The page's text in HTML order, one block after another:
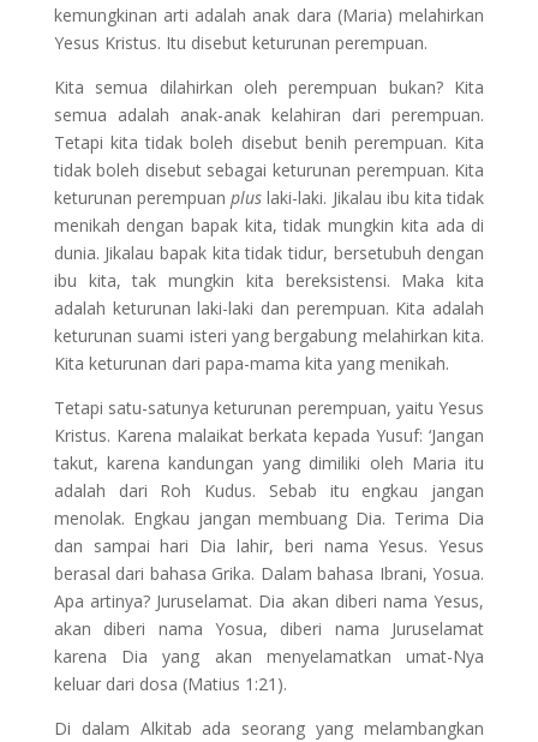
kemungkinan arti adalah anak dara (Maria) melahirkan
Yesus Kristus. Itu disebut keturunan perempuan.
Kita semua dilahirkan oleh perempuan bukan? Kita
semua adalah anak-anak kelahiran dari perempuan.
Tetapi kita tidak boleh disebut benih perempuan. Kita
tidak boleh disebut sebagai keturunan perempuan. Kita
keturunan perempuanpluslaki-laki. Jikalau ibu kita tidak
menikah dengan bapak kita, tidak mungkin kita ada di
dunia. Jikalau bapak kita tidak tidur, bersetubuh dengan
ibu kita, tak mungkin kita bereksistensi. Maka kita
adalah keturunan laki-laki dan perempuan. Kita adalah
keturunan suami isteri yang bergabung melahirkan kita.
Kita keturunan dari papa-mama kita yang menikah.
Tetapi satu-satunya keturunan perempuan, yaitu Yesus
Kristus. Karena malaikat berkata kepada Yusuf: ‘Jangan
takut, karena kandungan yang dimiliki oleh Maria itu
adalah dari Roh Kudus. Sebab itu engkau jangan
menolak. Engkau jangan membuang Dia. Terima Dia
dan sampai hari Dia lahir, beri nama Yesus. Yesus
berasal dari bahasa Grika. Dalam bahasa Ibrani, Yosua.
Apa artinya? Juruselamat. Dia akan diberi nama Yesus,
akan diberi nama Yosua, diberi nama Juruselamat
karena Dia yang akan menyelamatkan umat-Nya
keluar dari dosa (Matius 1:21).
Di dalam Alkitab ada seorang yang melambangkan